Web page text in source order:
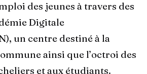
des jeunes à travers des
Digitale
un centre destiné à la
ainsi que l’octroi des
et aux étudiants.